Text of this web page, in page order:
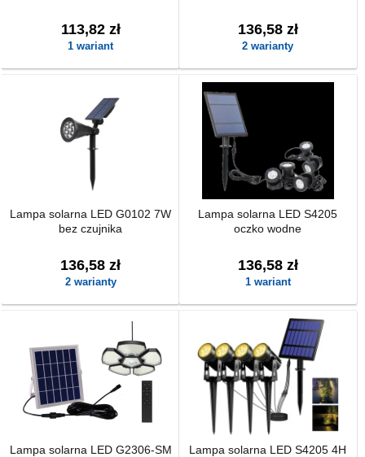
113,82 zł
1 wariant
136,58 zł
2 warianty
Lampa solarna LED G0102 7W
bez czujnika
136,58 zł
2 warianty
Lampa solarna LED S4205
oczko wodne
136,58 zł
1 wariant
Lampa solarna LED G2306-SM Lampa solarna LED S4205 4H